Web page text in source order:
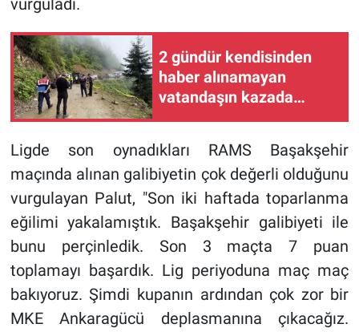
vurguladı.
2 gündür kendisinden
haber alınamayan
vatandaşın kazada
Ligde son oynadıkları RAMS Başakşehir
maçında alınan galibiyetin çok değerli olduğunu
vurgulayan Palut, "Son iki haftada toparlanma
eğilimi yakalamıştık. Başakşehir galibiyeti ile
bunu perçinledik. Son 3 maçta 7 puan
toplamayı başardık. Lig periyoduna maç maç
bakıyoruz. Şimdi kupanın ardından çok zor bir
MKE Ankaragücü deplasmanına çıkacağız.